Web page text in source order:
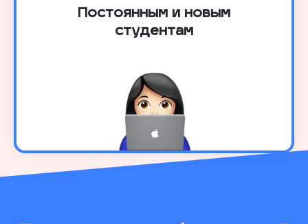
Постоянным и новым
студентам